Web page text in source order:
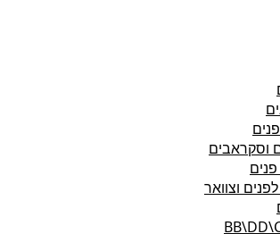
וסקראבים
וצוואר